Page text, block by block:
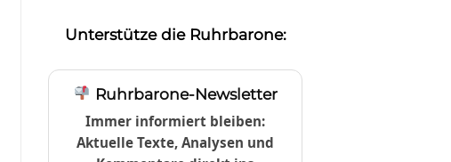
Unterstütze die Ruhrbarone:
Ruhrbarone-Newsletter
Immer informiert bleiben:
Aktuelle Texte, Analysen und